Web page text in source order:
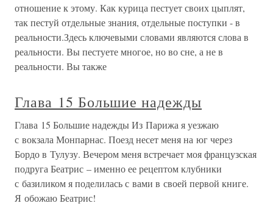
отношение к этому. Как курица пестует своих цыплят,
так пестуй отдельные знания, отдельные поступки - в
реальности.Здесь ключевыми словами являются слова в
реальности. Вы пестуете многое, но во сне, а не в
реальности. Вы также
Глава 15 Большие надежды
Глава 15 Большие надежды Из Парижа я уезжаю
с вокзала Монпарнас. Поезд несет меня на юг через
Бордо в Тулузу. Вечером меня встречает моя французская
подруга Беатрис – именно ее рецептом клубники
с базиликом я поделилась с вами в своей первой книге.
Я обожаю Беатрис!